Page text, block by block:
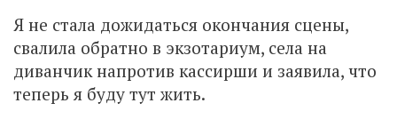
Я не стала дожидаться окончания сцены,
свалила обратно в экзотариум, села на
диванчик напротив кассирши и заявила, что
теперь я буду тут жить.